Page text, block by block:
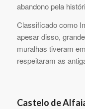
abandono pela
Classificado como
apesar disso,
muralhas tiveram
respeitaram as
Castelo de